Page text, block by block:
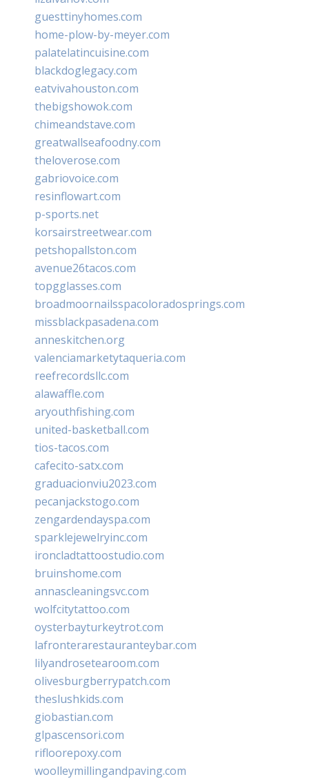
guesttinyhomes.com
home-plow-by-meyer.com
palatelatincuisine.com
blackdoglegacy.com
eatvivahouston.com
thebigshowok.com
chimeandstave.com
greatwallseafoodny.com
theloverose.com
gabriovoice.com
resinflowart.com
p-sports.net
korsairstreetwear.com
petshopallston.com
avenue26tacos.com
topgglasses.com
broadmoornailsspacoloradosprings.com
missblackpasadena.com
anneskitchen.org
valenciamarketytaqueria.com
reefrecordsllc.com
alawaffle.com
aryouthfishing.com
united-basketball.com
tios-tacos.com
cafecito-satx.com
graduacionviu2023.com
pecanjackstogo.com
zengardendayspa.com
sparklejewelryinc.com
ironcladtattoostudio.com
bruinshome.com
annascleaningsvc.com
wolfcitytattoo.com
oysterbayturkeytrot.com
lafronterarestauranteybar.com
lilyandrosetearoom.com
olivesburgberrypatch.com
theslushkids.com
giobastian.com
glpascensori.com
rifloorepoxy.com
woolleymillingandpaving.com